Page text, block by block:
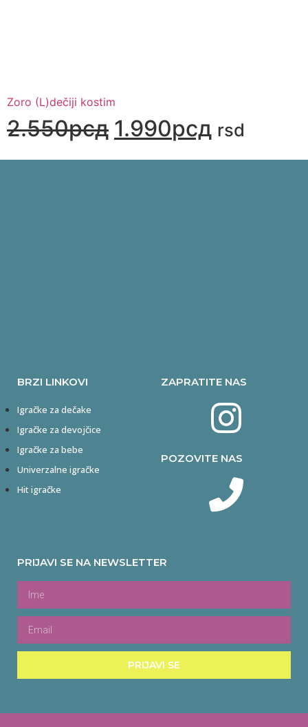
Zoro (L)dečiji kostim
2.550рсд 1.990рсд rsd
BRZI LINKOVI
Igračke za dečake
Igračke za devojčice
Igračke za bebe
Univerzalne igračke
Hit igračke
ZAPRATITE NAS
POZOVITE NAS
PRIJAVI SE NA NEWSLETTER
PRIJAVI SE